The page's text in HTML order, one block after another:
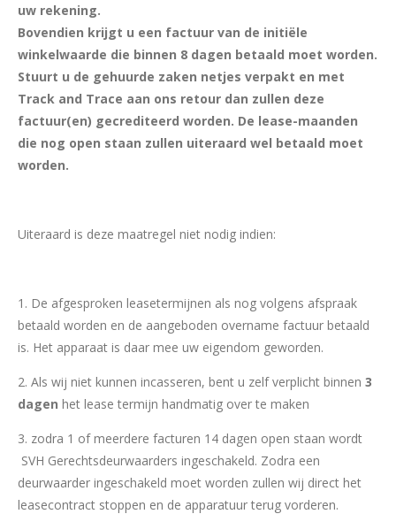
uw rekening.
Bovendien krijgt u een factuur van de initiële
winkelwaarde die binnen 8 dagen betaald moet worden.
Stuurt u de gehuurde zaken netjes verpakt en met
Track and Trace aan ons retour dan zullen deze
factuur(en) gecrediteerd worden. De lease-maanden
die nog open staan zullen uiteraard wel betaald moet
worden.
Uiteraard is deze maatregel niet nodig indien:
1. De afgesproken leasetermijnen als nog volgens afspraak
betaald worden en de aangeboden overname factuur betaald
is. Het apparaat is daar mee uw eigendom geworden.
2. Als wij niet kunnen incasseren, bent u zelf verplicht binnen 3
dagen het lease termijn handmatig over te maken
3. zodra 1 of meerdere facturen 14 dagen open staan wordt
SVH Gerechtsdeurwaarders ingeschakeld. Zodra een
deurwaarder ingeschakeld moet worden zullen wij direct het
leasecontract stoppen en de apparatuur terug vorderen.